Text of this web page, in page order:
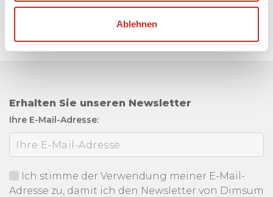
Ablehnen
Erhalten Sie unseren Newsletter
Ihre E-Mail-Adresse:
Ich stimme der Verwendung meiner E-Mail-
Adresse zu, damit ich den Newsletter von Dimsum